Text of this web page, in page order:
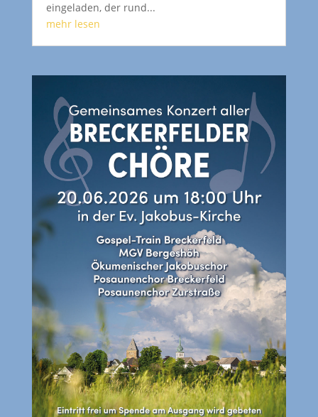
eingeladen, der rund...
mehr lesen